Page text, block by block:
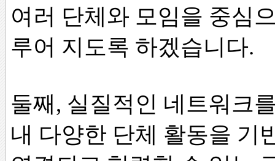
여러 단체와 모임을 중심
루어 지도록 하겠습니다.
둘째, 실질적인 네트워크
내 다양한 단체 활동을 기